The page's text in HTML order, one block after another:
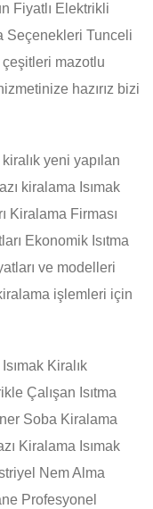
Fiyatlı Elektrikli
Seçenekleri Tunceli
çeşitleri mazotlu
hazırız bizi
kiralık yeni yapılan
kiralama Isımak
Kiralama Firması
Ekonomik Isıtma
ve modelleri
işlemleri için
Isımak Kiralık
Çalışan Isıtma
Soba Kiralama
Kiralama Isımak
Nem Alma
Profesyonel